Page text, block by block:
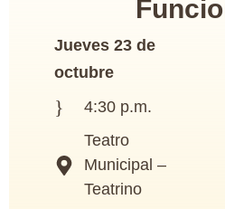
Jueves 23 de
octubre
4:30 p.m.
Teatro
Municipal –
Teatrino